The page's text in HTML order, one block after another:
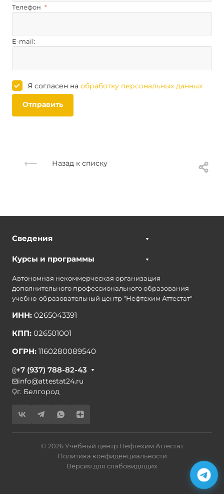
Телефон *
E-mail:
Я согласен на обработку персональных данных
Отправить
Назад к списку
Сведения
Курсы и программы
Автономная некоммерческая организация
дополнительного профессионального образования
учебно-образовательный центр "Нефтехим Аттестат"
ИНН: 0265043391
КПП: 026501001
ОГРН: 1160280089540
+7 (937) 788-82-43
info@attestat24.ru
г. Белгород
© 2026 Учебный центр Нефтехим Аттестат
Политика конфиденциальности
Версия для слабовидящих